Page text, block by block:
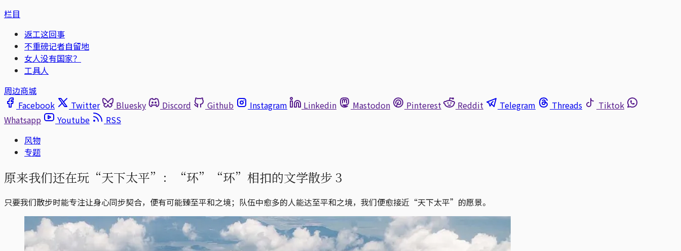
栏目
返工这回事
不重磅记者自留地
女人没有国家？
工具人
周边商城
Facebook
Twitter Bluesky Discord Github Instagram Linkedin Mastodon Pinterest Reddit Telegram Threads
Tiktok
Whatsapp
Youtube
RSS
风物
专题
原来我们还在玩“天下太平”：“环”“环”相扣的文学散步 3
只要我们散步时能专注让身心同步契合，便有可能臻至平和之境；队伍中愈多的人能达至平和之境，我们便愈接近“天下太平”的愿景。